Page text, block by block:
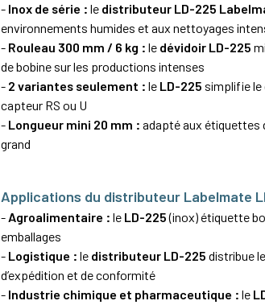
- Inox de série : le distributeur LD-225
environnements humides et aux nettoyages
- Rouleau 300 mm / 6 kg : le dévidoir LD-225
de bobine sur les productions intenses
- 2 variantes seulement : le LD-225 simplifie le
capteur RS ou U
- Longueur mini 20 mm : adapté aux étiquettes
grand
Applications du distributeur Labelmate
- Agroalimentaire : le LD-225(inox) étiquette
emballages
- Logistique : le distributeur LD-225 distribue
d’expédition et de conformité
- Industrie chimique et pharmaceutique : le